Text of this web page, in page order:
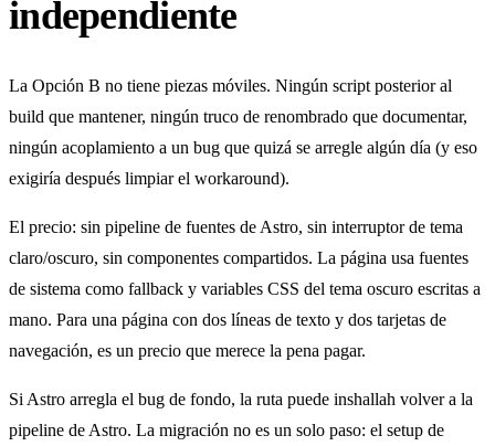
independiente
La Opción B no tiene piezas móviles. Ningún script posterior al
build que mantener, ningún truco de renombrado que documentar,
ningún acoplamiento a un bug que quizá se arregle algún día (y eso
exigiría después limpiar el workaround).
El precio: sin pipeline de fuentes de Astro, sin interruptor de tema
claro/oscuro, sin componentes compartidos. La página usa fuentes
de sistema como fallback y variables CSS del tema oscuro escritas a
mano. Para una página con dos líneas de texto y dos tarjetas de
navegación, es un precio que merece la pena pagar.
Si Astro arregla el bug de fondo, la ruta puede inshallah volver a la
pipeline de Astro. La migración no es un solo paso: el setup de